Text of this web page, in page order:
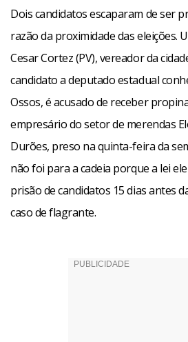
Dois candidatos escaparam de ser
razão da proximidade das eleições.
Cesar Cortez (PV), vereador da
candidato a deputado estadual
Ossos, é acusado de receber
empresário do setor de merendas
Durões, preso na quinta-feira da
não foi para a cadeia porque a lei
prisão de candidatos 15 dias antes
caso de flagrante.